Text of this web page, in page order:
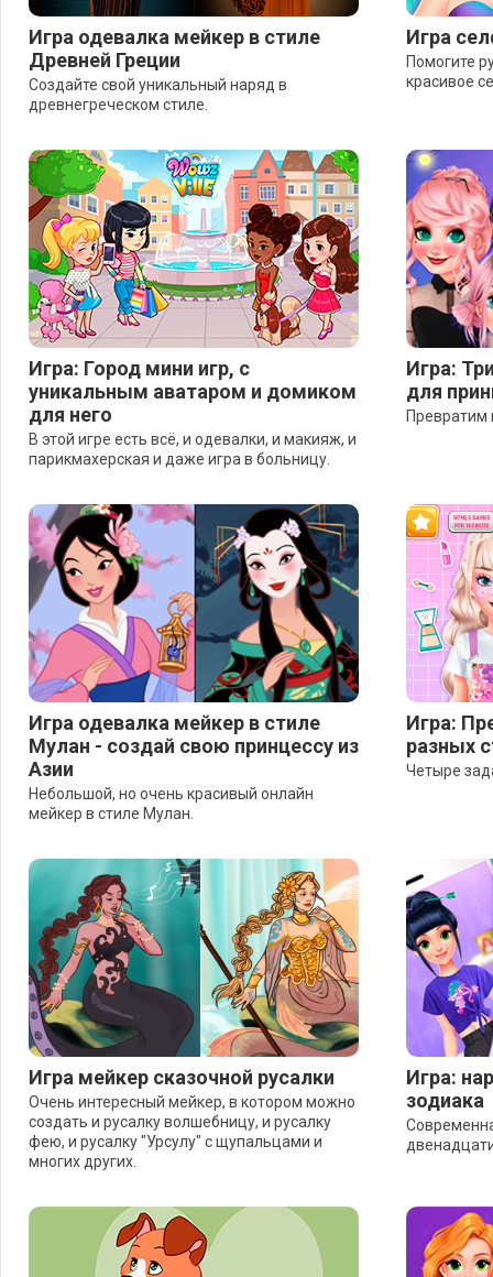
Игра одевалка мейкер в стиле
Древней Греции
Создайте свой уникальный наряд в
древнегреческом стиле.
Игра
Помогите
красивое
Игра: Город мини игр, с
уникальным аватаром и домиком
для него
В этой игре есть всё, и одевалки, и макияж, и
парикмахерская и даже игра в больницу.
Игра:
для
Превратим
Игра одевалка мейкер в стиле
Мулан - создай свою принцессу из
Азии
Небольшой, но очень красивый онлайн
мейкер в стиле Мулан.
Игра:
разных
Четыре
Игра мейкер сказочной русалки
Очень интересный мейкер, в котором можно
создать и русалку волшебницу, и русалку
фею, и русалку "Урсулу" с щупальцами и
многих других.
Игра:
зодиака